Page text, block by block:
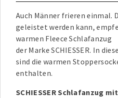
Auch Männer frieren einmal.
geleistet werden kann,
warmen Fleece Schlafanzug
der Marke SCHIESSER. In
sind die warmen
enthalten.
SCHIESSER Schlafanzug mit